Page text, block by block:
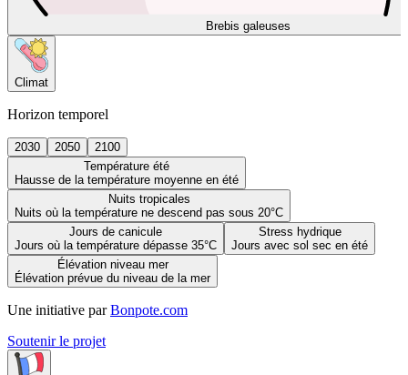
Brebis galeuses
Climat
Horizon temporel
2030 2050
2100
Température été
Hausse de la température moyenne en été
Nuits tropicales
Nuits où la température ne descend pas sous 20°C
Jours de canicule
Jours où la température dépasse 35°C
Stress hydrique
Jours avec sol sec en été
Élévation niveau mer
Élévation prévue du niveau de la mer
Une initiative par Bonpote.com
Soutenir le projet